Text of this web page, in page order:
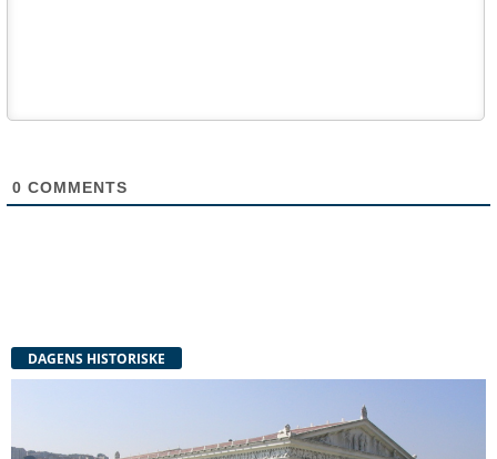
0 COMMENTS
DAGENS HISTORISKE